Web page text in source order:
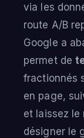
via les
route A/B
Google a
permet de
fractionnés
en page,
et laissez le
désigner le